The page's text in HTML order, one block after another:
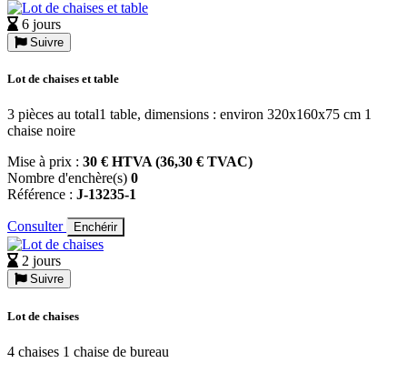
6 jours
Suivre
Lot de chaises et table
3 pièces au total1 table, dimensions : environ 320x160x75 cm 1
chaise noire
Mise à prix : 30 € HTVA (36,30 € TVAC)
Nombre d'enchère(s) 0
Référence : J-13235-1
Consulter Enchérir
2 jours
Suivre
Lot de chaises
4 chaises 1 chaise de bureau